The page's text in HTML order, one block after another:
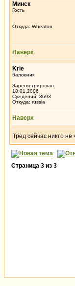
Минск
Гость
Откуда: Wheaton
Наверх
Krie
баловник
Зарегистрирован:
18.01.2006
Суждений: 3693
Откуда: russia
Наверх
Тред сейчас никто не
Страница 3 из 3